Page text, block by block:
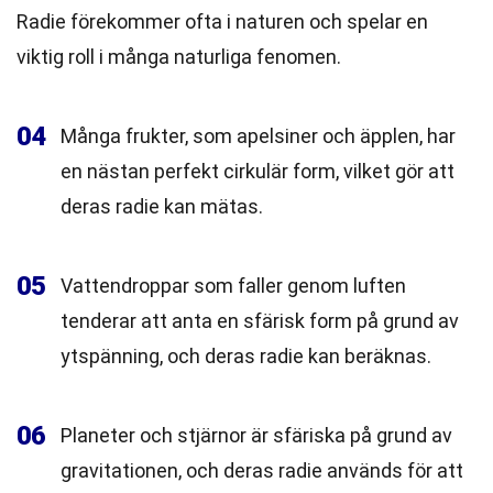
Radie förekommer ofta i naturen och spelar en
viktig roll i många naturliga fenomen.
04
Många frukter, som apelsiner och äpplen, har
en nästan perfekt cirkulär form, vilket gör att
deras radie kan mätas.
05
Vattendroppar som faller genom luften
tenderar att anta en sfärisk form på grund av
ytspänning, och deras radie kan beräknas.
06
Planeter och stjärnor är sfäriska på grund av
gravitationen, och deras radie används för att